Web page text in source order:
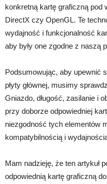
konkretną kartę graficzną pod
DirectX czy OpenGL. Te
wydajność i funkcjonalność
aby były one zgodne z naszą
Podsumowując, aby upewnić
płyty głównej, musimy
Gniazdo, długość, zasilanie i
przy doborze odpowiedniej
niezgodność tych elementów
kompatybilnością i
Mam nadzieję, że ten artykuł
odpowiednią kartę graficzną